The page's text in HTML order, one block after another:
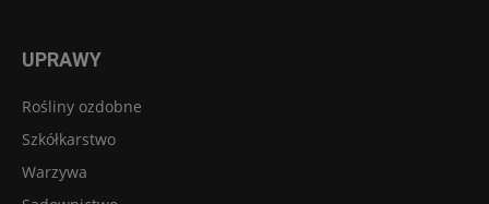
UPRAWY
Rośliny ozdobne
Szkółkarstwo
Warzywa